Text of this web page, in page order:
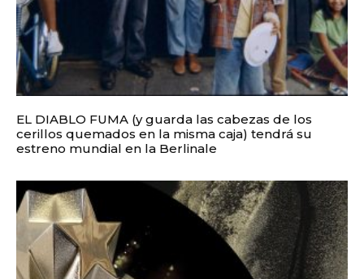
EL DIABLO FUMA (y guarda las cabezas de los
cerillos quemados en la misma caja) tendrá su
estreno mundial en la Berlinale